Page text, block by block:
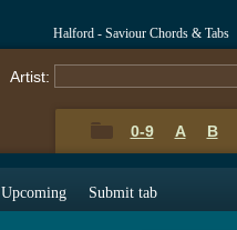
Halford - Saviour Chords & Tabs
Artist:
0-9 A B
Upcoming Submit tab